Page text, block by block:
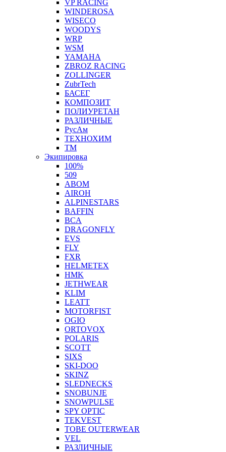
VP RACING
WINDEROSA
WISECO
WOODYS
WRP
WSM
YAMAHA
ZBROZ RACING
ZOLLINGER
ZubrTech
БАСЕГ
КОМПОЗИТ
ПОЛИУРЕТАН
РАЗЛИЧНЫЕ
РусАм
ТЕХНОХИМ
ТМ
Экипировка
100%
509
ABOM
AIROH
ALPINESTARS
BAFFIN
BCA
DRAGONFLY
EVS
FLY
FXR
HELMETEX
HMK
JETHWEAR
KLIM
LEATT
MOTORFIST
OGIO
ORTOVOX
POLARIS
SCOTT
SIXS
SKI-DOO
SKINZ
SLEDNECKS
SNOBUNJE
SNOWPULSE
SPY OPTIC
TEKVEST
TOBE OUTERWEAR
VEL
РАЗЛИЧНЫЕ